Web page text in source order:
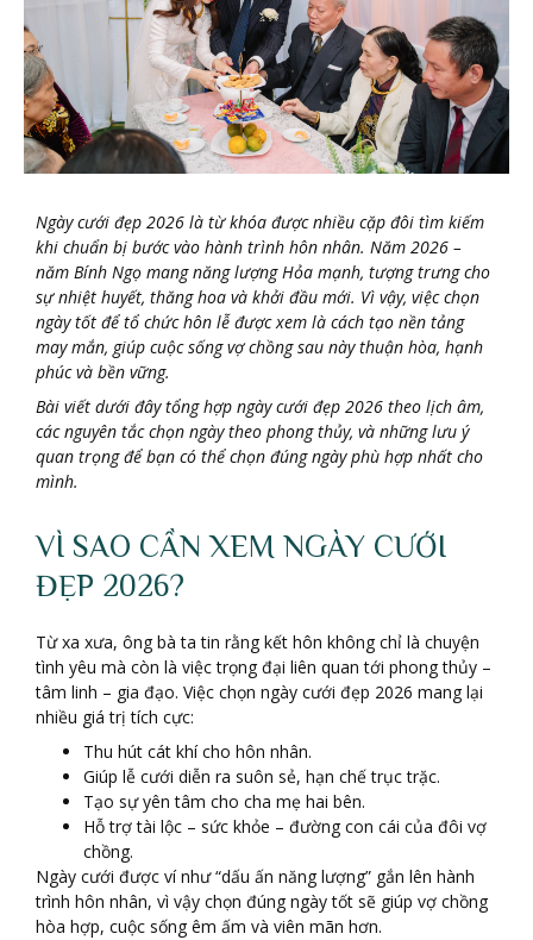
Ngày cưới đẹp 2026 là từ khóa được nhiều cặp đôi tìm kiếm
khi chuẩn bị bước vào hành trình hôn nhân. Năm 2026 –
năm Bính Ngọ mang năng lượng Hỏa mạnh, tượng trưng cho
sự nhiệt huyết, thăng hoa và khởi đầu mới. Vì vậy, việc chọn
ngày tốt để tổ chức hôn lễ được xem là cách tạo nền tảng
may mắn, giúp cuộc sống vợ chồng sau này thuận hòa, hạnh
phúc và bền vững.
Bài viết dưới đây tổng hợp ngày cưới đẹp 2026 theo lịch âm,
các nguyên tắc chọn ngày theo phong thủy, và những lưu ý
quan trọng để bạn có thể chọn đúng ngày phù hợp nhất cho
mình.
VÌ SAO CẦN XEM NGÀY CƯỚI
ĐẸP 2026?
Từ xa xưa, ông bà ta tin rằng kết hôn không chỉ là chuyện
tình yêu mà còn là việc trọng đại liên quan tới phong thủy –
tâm linh – gia đạo. Việc chọn ngày cưới đẹp 2026 mang lại
nhiều giá trị tích cực:
Thu hút cát khí cho hôn nhân.
Giúp lễ cưới diễn ra suôn sẻ, hạn chế trục trặc.
Tạo sự yên tâm cho cha mẹ hai bên.
Hỗ trợ tài lộc – sức khỏe – đường con cái của đôi vợ
chồng.
Ngày cưới được ví như “dấu ấn năng lượng” gắn lên hành
trình hôn nhân, vì vậy chọn đúng ngày tốt sẽ giúp vợ chồng
hòa hợp, cuộc sống êm ấm và viên mãn hơn.